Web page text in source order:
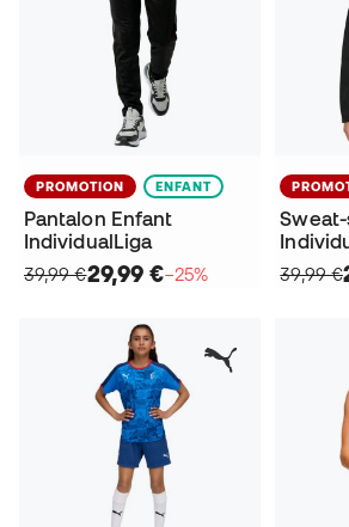
PROMOTION ENFANT
Pantalon Enfant
IndividualLiga
39,99 €29,99 €−25%
39,99 €